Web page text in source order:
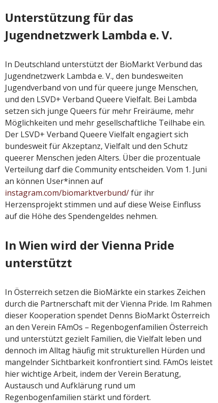
Unterstützung für das
Jugendnetzwerk Lambda e. V.
In Deutschland unterstützt der BioMarkt Verbund das
Jugendnetzwerk Lambda e. V., den bundesweiten
Jugendverband von und für queere junge Menschen,
und den LSVD+ Verband Queere Vielfalt. Bei Lambda
setzen sich junge Queers für mehr Freiräume, mehr
Möglichkeiten und mehr gesellschaftliche Teilhabe ein.
Der LSVD+ Verband Queere Vielfalt engagiert sich
bundesweit für Akzeptanz, Vielfalt und den Schutz
queerer Menschen jeden Alters. Über die prozentuale
Verteilung darf die Community entscheiden. Vom 1. Juni
an können User*innen auf
instagram.com/biomarktverbund/für ihr
Herzensprojekt stimmen und auf diese Weise Einfluss
auf die Höhe des Spendengeldes nehmen.
In Wien wird der Vienna Pride
unterstützt
In Österreich setzen die BioMärkte ein starkes Zeichen
durch die Partnerschaft mit der Vienna Pride. Im Rahmen
dieser Kooperation spendet Denns BioMarkt Österreich
an den Verein FAmOs – Regenbogenfamilien Österreich
und unterstützt gezielt Familien, die Vielfalt leben und
dennoch im Alltag häufig mit strukturellen Hürden und
mangelnder Sichtbarkeit konfrontiert sind. FAmOs leistet
hier wichtige Arbeit, indem der Verein Beratung,
Austausch und Aufklärung rund um
Regenbogenfamilien stärkt und fördert.